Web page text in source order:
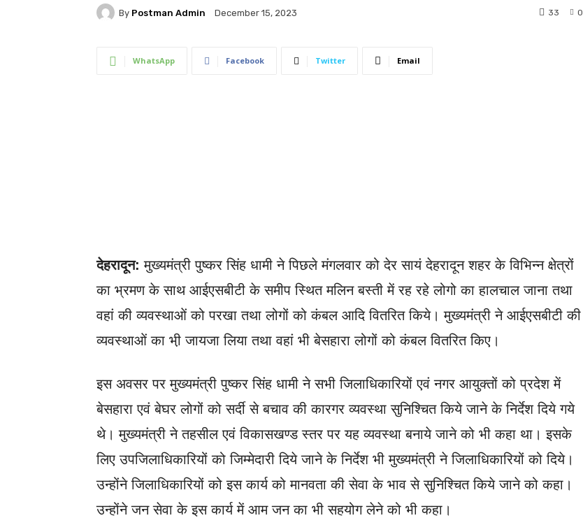
By Postman Admin December 15, 2023 0
33
WhatsApp Facebook Twitter Email
देहरादून:मुख्यमंत्री पुष्कर सिंह धामी ने पिछले मंगलवार को देर सायं देहरादून शहर के विभिन्न क्षेत्रों
का भ्रमण के साथ आईएसबीटी के समीप स्थित मलिन बस्ती में रह रहे लोगो का हालचाल जाना तथा
वहां की व्यवस्थाओं को परखा तथा लोगों को कंबल आदि वितरित किये। मुख्यमंत्री ने आईएसबीटी की
व्यवस्थाओं का भी़ जायजा लिया तथा वहां भी बेसहारा लोगों को कंबल वितरित किए।
इस अवसर पर मुख्यमंत्री पुष्कर सिंह धामी ने सभी जिलाधिकारियों एवं नगर आयुक्तों को प्रदेश में
बेसहारा एवं बेघर लोगों को सर्दी से बचाव की कारगर व्यवस्था सुनिश्चित किये जाने के निर्देश दिये गये
थे। मुख्यमंत्री ने तहसील एवं विकासखण्ड स्तर पर यह व्यवस्था बनाये जाने को भी कहा था। इसके
लिए उपजिलाधिकारियों को जिम्मेदारी दिये जाने के निर्देश भी मुख्यमंत्री ने जिलाधिकारियों को दिये।
उन्होंने जिलाधिकारियों को इस कार्य को मानवता की सेवा के भाव से सुनिश्चित किये जाने को कहा।
उन्होंने जन सेवा के इस कार्य में आम जन का भी सहयोग लेने को भी कहा।